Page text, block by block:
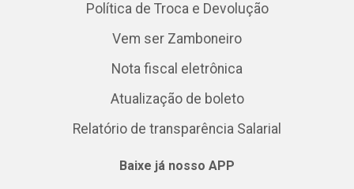
Política de Troca e Devolução
Vem ser Zamboneiro
Nota fiscal eletrônica
Atualização de boleto
Relatório de transparência Salarial
Baixe já nosso APP